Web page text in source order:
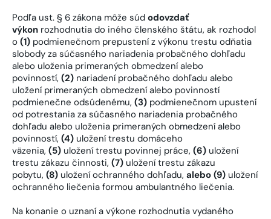
Podľa ust. § 6 zákona môže súd odovzdať
výkon rozhodnutia do iného členského štátu, ak rozhodol
o (1) podmienečnom prepustení z výkonu trestu odňatia
slobody za súčasného nariadenia probačného dohľadu
alebo uloženia primeraných obmedzení alebo
povinností, (2) nariadení probačného dohľadu alebo
uložení primeraných obmedzení alebo povinností
podmienečne odsúdenému, (3) podmienečnom upustení
od potrestania za súčasného nariadenia probačného
dohľadu alebo uloženia primeraných obmedzení alebo
povinností, (4) uložení trestu domáceho
väzenia, (5) uložení trestu povinnej práce, (6) uložení
trestu zákazu činnosti, (7) uložení trestu zákazu
pobytu, (8) uložení ochranného dohľadu, alebo (9) uložení
ochranného liečenia formou ambulantného liečenia.
Na konanie o uznaní a výkone rozhodnutia vydaného